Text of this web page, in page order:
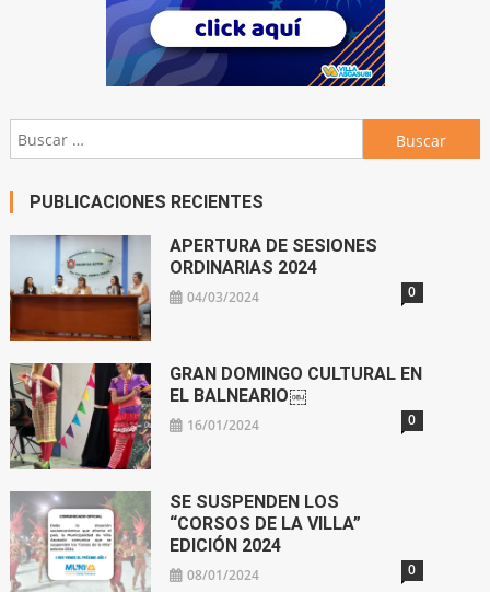
Buscar:
PUBLICACIONES RECIENTES
APERTURA DE SESIONES
ORDINARIAS 2024
04/03/2024 0
GRAN DOMINGO CULTURAL EN
EL BALNEARIO￼
16/01/2024 0
SE SUSPENDEN LOS
“CORSOS DE LA VILLA”
EDICIÓN 2024
08/01/2024 0